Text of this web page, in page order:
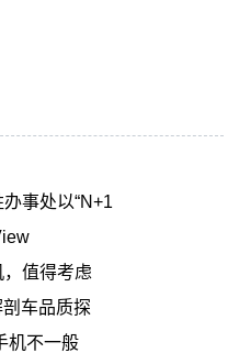
事处以“N+1
值得考虑
车品质探
机不一般